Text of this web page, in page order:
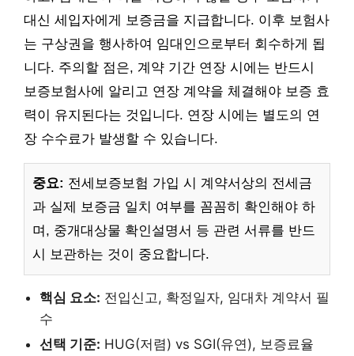
대신 세입자에게 보증금을 지급합니다. 이후 보험사
는 구상권을 행사하여 임대인으로부터 회수하게 됩
니다. 주의할 점은, 계약 기간 연장 시에는 반드시
보증보험사에 알리고 연장 계약을 체결해야 보증 효
력이 유지된다는 것입니다. 연장 시에는 별도의 연
장 수수료가 발생할 수 있습니다.
중요: 전세보증보험 가입 시 계약서상의 전세금
과 실제 보증금 일치 여부를 꼼꼼히 확인해야 하
며, 중개대상물 확인설명서 등 관련 서류를 반드
시 보관하는 것이 중요합니다.
핵심 요소: 전입신고, 확정일자, 임대차 계약서 필
수
선택 기준: HUG(저렴) vs SGI(유연), 보증료율